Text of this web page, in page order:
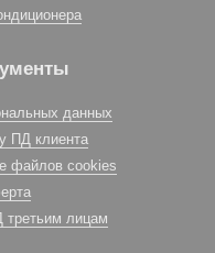
данных
ПД клиента
файлов cookies
третьим лицам